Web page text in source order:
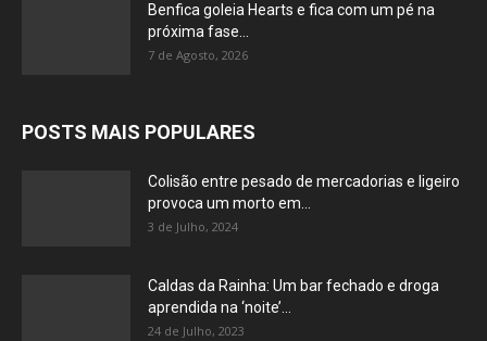
Benfica goleia Hearts e fica com um pé na
próxima fase...
7 de Agosto, 2026
POSTS MAIS POPULARES
Colisão entre pesado de mercadorias e ligeiro
provoca um morto em...
3 de Julho, 2024
Caldas da Rainha: Um bar fechado e droga
aprendida na ‘noite’...
24 de Julho, 2023